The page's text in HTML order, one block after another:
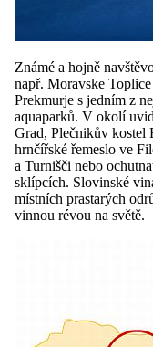
Známé a hojně
např. Moravske
Prekmurje s jedním z
aquaparků. V okolí
Grad, Plečnikův kostel
hrnčířské řemeslo ve
a Turnišči nebo
sklípcích. Slovinské
místních prastarých
vinnou révou na světě.